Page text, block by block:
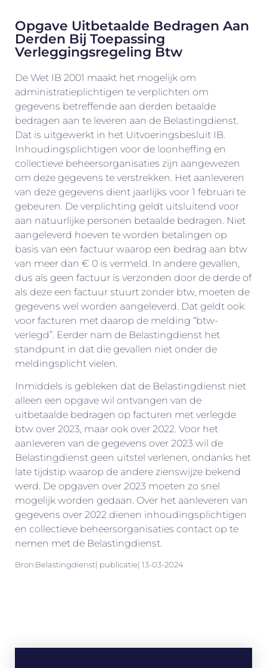
Opgave Uitbetaalde Bedragen Aan
Derden Bij Toepassing
Verleggingsregeling Btw
De Wet IB 2001 maakt het mogelijk om
administratieplichtigen te verplichten om
gegevens betreffende aan derden betaalde
bedragen aan te leveren aan de Belastingdienst.
Dat is uitgewerkt in het Uitvoeringsbesluit IB.
Inhoudingsplichtigen voor de loonheffing en
collectieve beheersorganisaties zijn aangewezen
om deze gegevens te verstrekken. Het aanleveren
van deze gegevens dient jaarlijks voor 1 februari te
gebeuren. De verplichting geldt uitsluitend voor
aan natuurlijke personen betaalde bedragen. Niet
aangeleverd hoeven te worden betalingen op
basis van een factuur waarop een bedrag aan btw
van meer dan € 0 is vermeld. In andere gevallen,
dus als geen factuur is verzonden door de derde of
als deze een factuur stuurt zonder btw, moeten de
gegevens wel worden aangeleverd. Dat geldt ook
voor facturen met daarop de melding “btw-
verlegd”. Eerder nam de Belastingdienst het
standpunt in dat die gevallen niet onder de
meldingsplicht vielen.
Inmiddels is gebleken dat de Belastingdienst niet
alleen een opgave wil ontvangen van de
uitbetaalde bedragen op facturen met verlegde
btw over 2023, maar ook over 2022. Voor het
aanleveren van de gegevens over 2023 wil de
Belastingdienst geen uitstel verlenen, ondanks het
late tijdstip waarop de andere zienswijze bekend
werd. De opgaven over 2023 moeten zo snel
mogelijk worden gedaan. Over het aanleveren van
gegevens over 2022 dienen inhoudingsplichtigen
en collectieve beheersorganisaties contact op te
nemen met de Belastingdienst.
Bron:Belastingdienst| publicatie| 13-03-2024